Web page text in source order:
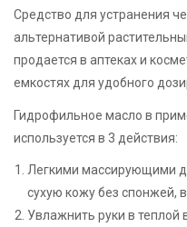
Средство для устранения
альтернативой
продается в аптеках и
емкостях для удобного
Гидрофильное масло в
используется в 3 действия:
Легкими массирующими
сухую кожу без спонжей,
Увлажнить руки в теплой